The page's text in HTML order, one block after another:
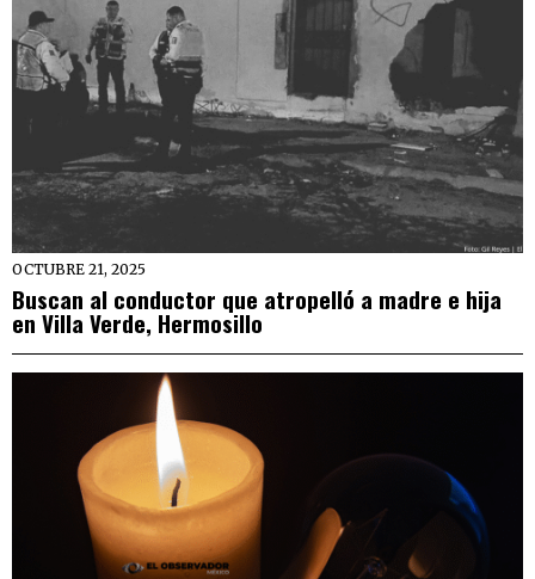
OCTUBRE 21, 2025
Buscan al conductor que atropelló a madre e hija
en Villa Verde, Hermosillo